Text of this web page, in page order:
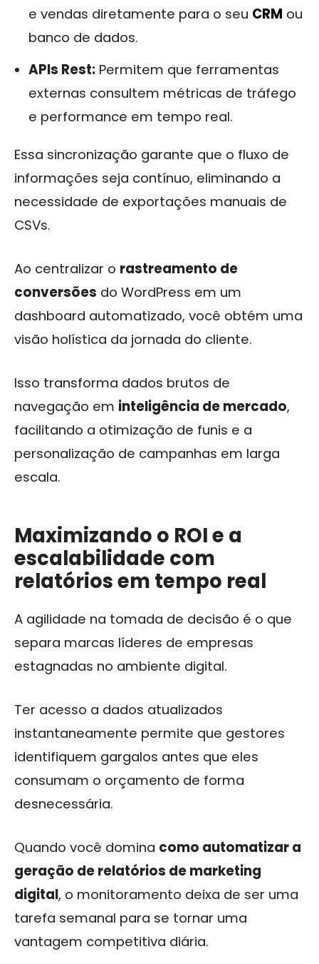
e vendas diretamente para o seu CRM ou
banco de dados.
APIs Rest: Permitem que ferramentas
externas consultem métricas de tráfego
e performance em tempo real.
Essa sincronização garante que o fluxo de
informações seja contínuo, eliminando a
necessidade de exportações manuais de
CSVs.
Ao centralizar o rastreamento de
conversões do WordPress em um
dashboard automatizado, você obtém uma
visão holística da jornada do cliente.
Isso transforma dados brutos de
navegação em inteligência de mercado,
facilitando a otimização de funis e a
personalização de campanhas em larga
escala.
Maximizando o ROI e a
escalabilidade com
relatórios em tempo real
A agilidade na tomada de decisão é o que
separa marcas líderes de empresas
estagnadas no ambiente digital.
Ter acesso a dados atualizados
instantaneamente permite que gestores
identifiquem gargalos antes que eles
consumam o orçamento de forma
desnecessária.
Quando você domina como automatizar a
geração de relatórios de marketing
digital, o monitoramento deixa de ser uma
tarefa semanal para se tornar uma
vantagem competitiva diária.